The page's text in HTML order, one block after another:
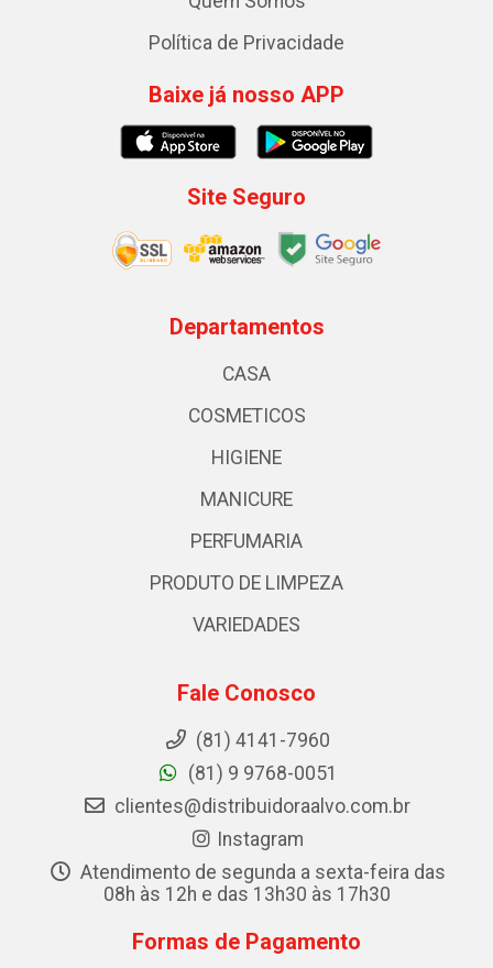
Política de Privacidade
Baixe já nosso APP
Site Seguro
Departamentos
CASA
COSMETICOS
HIGIENE
MANICURE
PERFUMARIA
PRODUTO DE LIMPEZA
VARIEDADES
Fale Conosco
(81) 4141-7960
(81) 9 9768-0051
clientes@distribuidoraalvo.com.br
Instagram
Atendimento de segunda a sexta-feira das
08h às 12h e das 13h30 às 17h30
Formas de Pagamento